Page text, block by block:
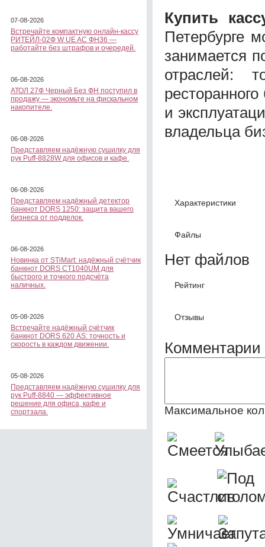
07-08-2026
Встречайте компактную онлайн-кассу
РИТЕЙЛ-02Ф W UE AC ФН36 —
работайте без штрафов и очередей.
06-08-2026
АТОЛ 27Ф Черный Без ФН поступил в
продажу — экономьте на фискальном
накопителе.
06-08-2026
Представляем надёжную сушилку для
рук Puff-8828W для офисов и кафе.
06-08-2026
Представляем надёжный детектор
банкнот DORS 1250: защита вашего
бизнеса от подделок.
06-08-2026
Новинка от STiMart: надёжный счётчик
банкнот DORS CT1040UM для
быстрого и точного подсчёта
наличных.
05-08-2026
Встречайте надёжный счётчик
банкнот DORS 620 АS: точность и
скорость в каждом движении.
05-08-2026
Представляем надёжную сушилку для
рук Puff-8840 — эффективное
решение для офиса, кафе и
спортзала.
Купить
Петербурге
занимается
отраслей:
и
владельца
Характеристики
Файлы
Нет файлов
Рейтинг
Отзывы
Комментарии
Максимальное